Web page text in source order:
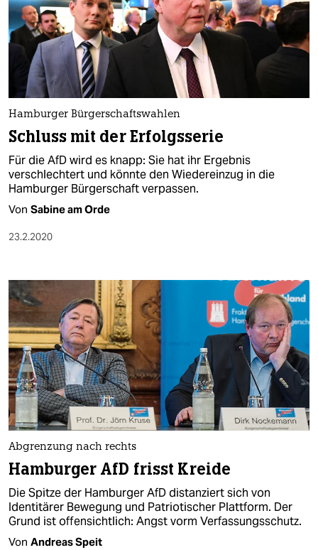
Hamburger Bürgerschaftswahlen
Schluss mit der Erfolgsserie
Für die AfD wird es knapp: Sie hat ihr Ergebnis
verschlechtert und könnte den Wiedereinzug in die
Hamburger Bürgerschaft verpassen.
Von Sabine am Orde
23.2.2020
Abgrenzung nach rechts
Hamburger AfD frisst Kreide
Die Spitze der Hamburger AfD distanziert sich von
Identitärer Bewegung und Patriotischer Plattform. Der
Grund ist offensichtlich: Angst vorm Verfassungsschutz.
Von Andreas Speit